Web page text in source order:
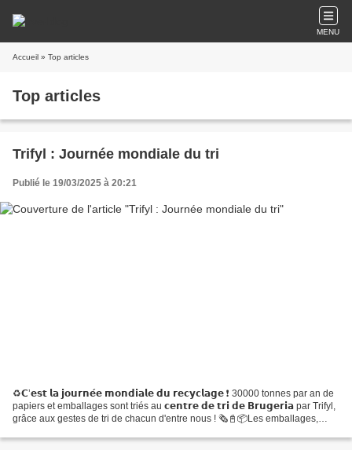
MENU
Accueil » Top articles
Top articles
Trifyl : Journée mondiale du tri
Publié le 19/03/2025 à 20:21
♻️𝗖’𝗲𝘀𝘁 𝗹𝗮 𝗷𝗼𝘂𝗿𝗻𝗲́𝗲 𝗺𝗼𝗻𝗱𝗶𝗮𝗹𝗲 𝗱𝘂 𝗿𝗲𝗰𝘆𝗰𝗹𝗮𝗴𝗲 ❗ 30000 tonnes par an de
papiers et emballages sont triés au 𝗰𝗲𝗻𝘁𝗿𝗲 𝗱𝗲 𝘁𝗿𝗶 𝗱𝗲 𝗕𝗿𝘂𝗴𝗲𝗿𝗶𝗮 par Trifyl,
grâce aux gestes de tri de chacun d'entre nous ! 🗞📓📦Les emballages,